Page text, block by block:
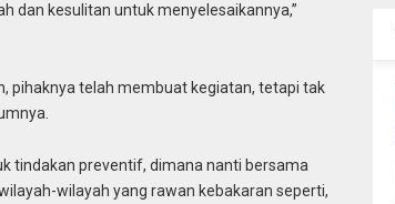
dan kesulitan untuk menyelesaikannya,”
pihaknya telah membuat kegiatan, tetapi tak
tindakan preventif, dimana nanti bersama
wilayah yang rawan kebakaran seperti,